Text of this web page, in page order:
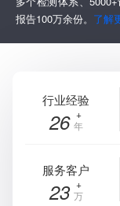
报告100万余份。 了解
行业经验
26 年
服务客户
23 万